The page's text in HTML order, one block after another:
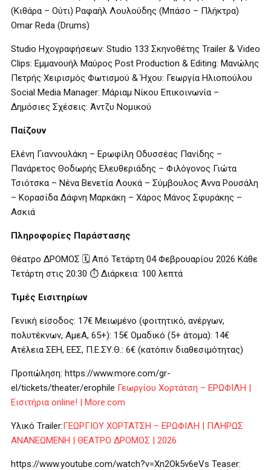
(Κιθάρα – Ούτι) Ραφαήλ Λουλούδης (Μπάσο – Πλήκτρα)
Omar Reda (Drums)
Studio Ηχογραφήσεων: Studio 133 Σκηνοθέτης Trailer & Video
Clips: Εμμανουήλ Μαύρος Post Production & Editing: Μανώλης
Πετρής Χειρισμός Φωτισμού & Ήχου: Γεωργία Ηλιοπούλου
Social Media Manager: Μάριαμ Νίκου Επικοινωνία –
Δημόσιες Σχέσεις: Άντζυ Νομικού
Παίζουν
Ελένη Γιαννουλάκη – Ερωφίλη Οδυσσέας Πανίδης –
Πανάρετος Θοδωρής Ελευθεριάδης – Φιλόγονος Γιώτα
Τσιότσκα – Νένα Βενετία Λουκά – Σύμβουλος Άννα Ρουσάλη
– Κορασίδα Δάφνη Μαρκάκη – Χάρος Μάνος Σφυράκης –
Ασκιά
Πληροφορίες Παράστασης
Θέατρο ΔΡΟΜΟΣ 🗓 Από Τετάρτη 04 Φεβρουαρίου 2026 Κάθε
Τετάρτη στις 20:30 ⏱ Διάρκεια: 100 λεπτά
Τιμές Εισιτηρίων
Γενική είσοδος: 17€ Μειωμένο (φοιτητικό, ανέργων,
πολυτέκνων, ΑμεΑ, 65+): 15€ Ομαδικό (5+ άτομα): 14€
Ατέλεια ΣΕΗ, ΕΕΣ, Π.Ε.ΣΥ.Θ.: 6€ (κατόπιν διαθεσιμότητας)
Προπώληση: https://www.more.com/gr-
el/tickets/theater/erophile Γεωργίου Χορτάτση – ΕΡΩΦΙΛΗ |
Εισιτήρια online! | More.com
Υλικό Trailer:ΓΕΩΡΓΙΟΥ ΧΟΡΤΑΤΣΗ – ΕΡΩΦΙΛΗ | ΠΛΗΡΩΣ
ΑΝΑΝΕΩΜΕΝΗ | ΘΕΑΤΡΟ ΔΡΟΜΟΣ | 2026
https://www.youtube.com/watch?v=Xn2Ok5v6eVs Teaser: